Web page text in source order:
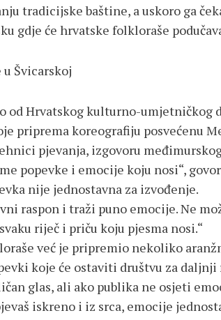
tradicijske baštine, a uskoro ga
gdje će hrvatske folkloraše
u Švicarskoj
od Hrvatskog kulturno-umjetničkog
priprema koreografiju posvećenu
pjevanja, izgovoru
popevke i emocije koju nosi“,
nije jednostavna za izvođenje.
raspon i traži puno emocije. Ne
riječ i priču koju pjesma nosi.“
već je pripremio nekoliko
koje će ostaviti društvu za daljnji
glas, ali ako publika ne osjeti
iskreno i iz srca, emocije